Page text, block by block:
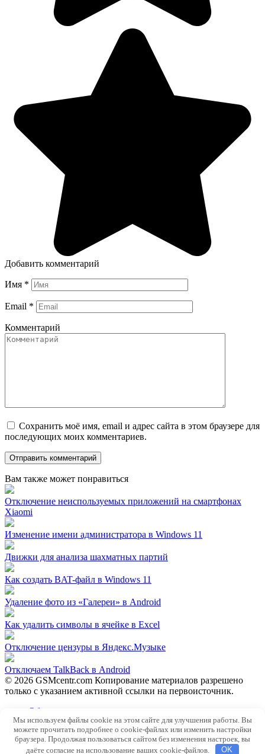
Добавить комментарий
Имя *
Email *
Комментарий
Сохранить моё имя, email и адрес сайта в этом браузере для
последующих моих комментариев.
Вам также может понравиться
Отключение неиспользуемых приложений на смартфонах
Xiaomi
Изменение имени администратора в Windows 11
Движки для анализа шахматных партий
Как создать BAT-файл в Windows 11
Удаление фото из «Галереи» в Android
Как удалить символы в ячейке в Excel
Отключение цензуры в Яндекс.Музыке
Отключаем TalkBack в Android
© 2026 GSMcentr.com Копирование материалов разрешено
только с указанием активной ссылки на первоисточник.
Обратная связь
Политика конфиденциальности
Пользовательское соглашение
Мы используем файлы cookie на этом сайте для улучшения работы. Вы
можете прочитать подробнее о cookie-файлах или изменить настройки
браузера. Продолжая пользоваться сайтом без изменения настроек, вы
даёте согласие на использование ваших cookie-файлов.
OK